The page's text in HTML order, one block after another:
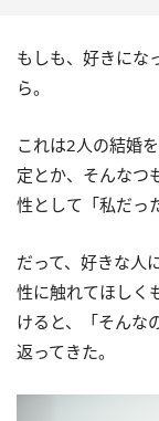
もしも、好きにな
ら。
これは2人の結婚
定とか、そんなつ
性として「私だっ
だって、好きな人
性に触れてほしく
けると、「そんな
返ってきた。